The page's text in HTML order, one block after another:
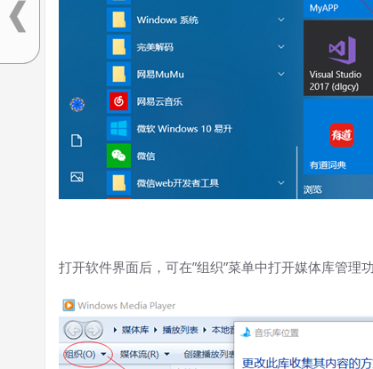
打开软件界面后，可在”组织”菜单中打开媒体库管理